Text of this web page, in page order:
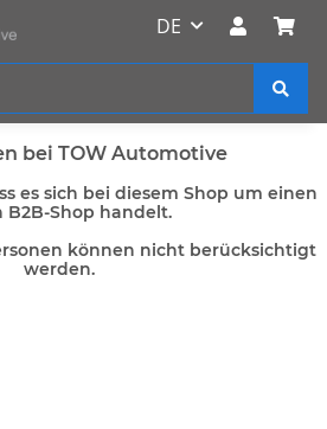
DE
bei TOW Automotive
es sich bei diesem Shop um einen
B2B-Shop handelt.
können nicht berücksichtigt
werden.